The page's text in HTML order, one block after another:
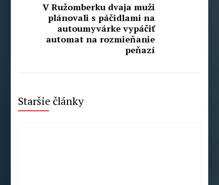
V Ružomberku dvaja muži
plánovali s páčidlami na
autoumyvárke vypáčiť
automat na rozmieňanie
peňazí
Staršie články